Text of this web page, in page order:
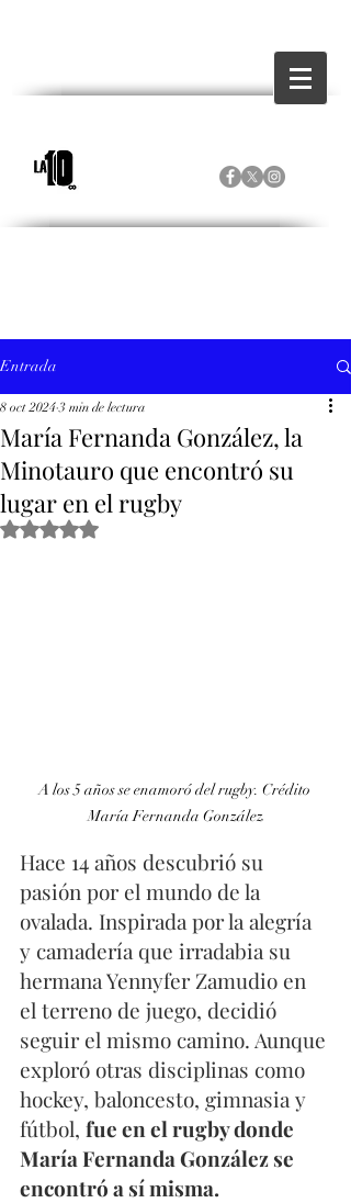
Entrada
María Fernanda González, la
Minotauro que encontró su
lugar en el rugby
8 oct 2024 3 min de lectura
Obtuvo NaN de 5 estrellas.
A los 5 años se enamoró del rugby. Crédito
María Fernanda González
Hace 14 años descubrió su
pasión por el mundo de la
ovalada. Inspirada por la alegría
y camadería que irradabia su
hermana Yennyfer Zamudio en
el terreno de juego, decidió
seguir el mismo camino. Aunque
exploró otras disciplinas como
hockey, baloncesto, gimnasia y
fútbol, fue en el rugby donde
María Fernanda González se
encontró a sí misma.